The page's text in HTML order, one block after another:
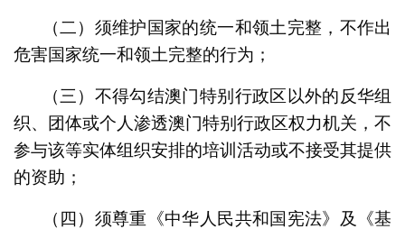
（二）须维护国家的统一和领土完整，不作出
危害国家统一和领土完整的行为；
（三）不得勾结澳门特别行政区以外的反华组
织、团体或个人渗透澳门特别行政区权力机关，不
参与该等实体组织安排的培训活动或不接受其提供
的资助；
（四）须尊重《中华人民共和国宪法》及
《基